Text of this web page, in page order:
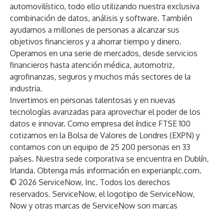
automovilístico, todo ello utilizando nuestra exclusiva
combinación de datos, análisis y software. También
ayudamos a millones de personas a alcanzar sus
objetivos financieros y a ahorrar tiempo y dinero.
Operamos en una serie de mercados, desde servicios
financieros hasta atención médica, automotriz,
agrofinanzas, seguros y muchos más sectores de la
industria.
Invertimos en personas talentosas y en nuevas
tecnologías avanzadas para aprovechar el poder de los
datos e innovar. Como empresa del índice FTSE 100
cotizamos en la Bolsa de Valores de Londres (EXPN) y
contamos con un equipo de 25 200 personas en 33
países. Nuestra sede corporativa se encuentra en Dublín,
Irlanda. Obtenga más información en experianplc.com.
© 2026 ServiceNow, Inc. Todos los derechos
reservados. ServiceNow, el logotipo de ServiceNow,
Now y otras marcas de ServiceNow son marcas